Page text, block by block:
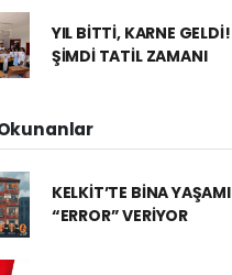
YIL BİTTİ, KARNE GELDİ!
ŞİMDİ TATİL ZAMANI
KELKİT’TE BİNA YAŞAMI
“ERROR” VERİYOR